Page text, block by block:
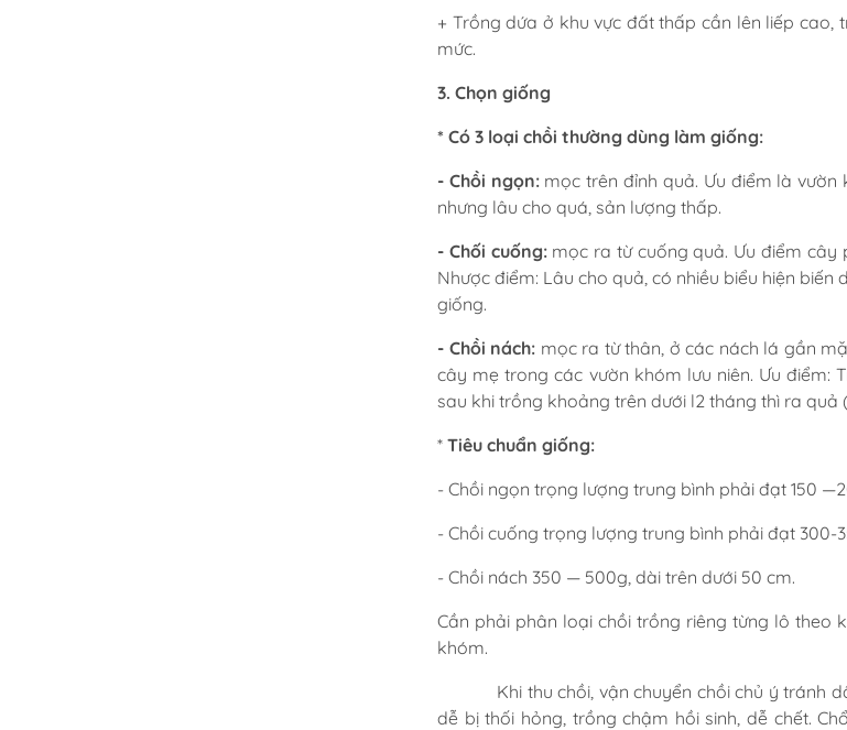
+ Trồng dứa ở khu vực đất thấp cần lên liếp
mức.
3. Chọn giống
* Có 3 loại chồi thường dùng làm giống:
- Chồi ngọn:mọc trên đỉnh quả. Ưu điểm là vườn
nhưng lâu cho quá, sản lượng thấp.
- Chối cuống:mọc ra từ cuống quả. Ưu điểm cây
Nhược điểm: Lâu cho quả, có nhiều biểu hiện
giống.
- Chồi nách: mọc ra từ thân, ở các nách lá gần
cây mẹ trong các vườn khóm lưu niên. Ưu điểm:
sau khi trồng khoảng trên dưới l2 tháng thì ra quả
* Tiêu chuẩn giống:
- Chồi ngọn trọng lượng trung bình phải đạt 150
- Chồi cuống trọng lượng trung bình phải đạt 300-
- Chồi nách 350 — 500g, dài trên dưới 50 cm.
Cần phải phân loại chồi trồng riêng từng lô theo
khóm.
Khi thu chồi, vận chuyển chồi chủ ý tránh
dễ bị thối hỏng, trồng chậm hồi sinh, dễ chết.